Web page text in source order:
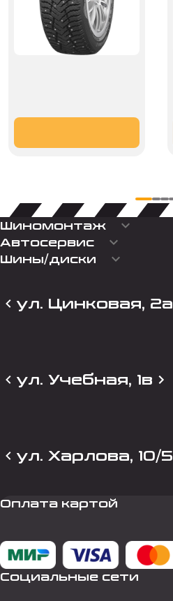
Шиномонтаж keyboard_arrow_down
Автосервис keyboard_arrow_down
Шины/диски keyboard_arrow_down
ул. Цинковая, 2а
ул. Учебная, 1в
ул. Харлова, 10/5
Оплата картой
Социальные сети